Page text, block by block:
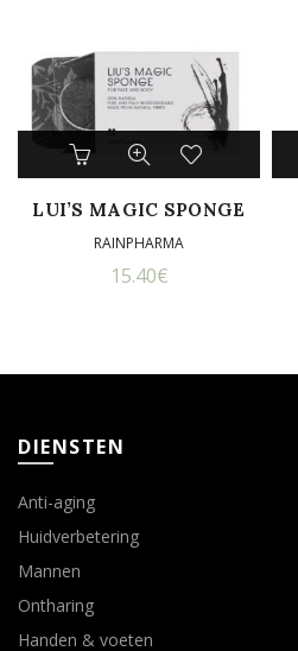
LUI’S MAGIC SPONGE
RAINPHARMA
15.40€
DIENSTEN
Anti-aging
Huidverbetering
Mannen
Ontharing
Handen & voeten